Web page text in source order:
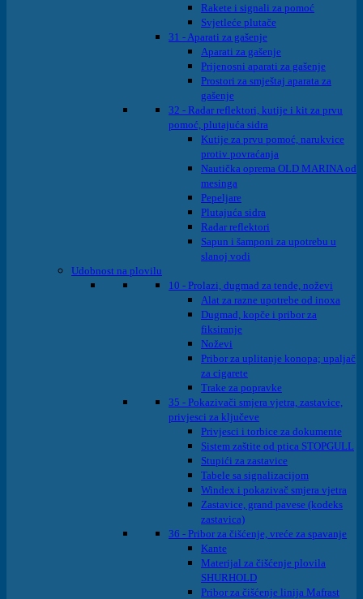
Rakete i signali za pomoć
Svjetleće plutače
31 - Aparati za gašenje
Aparati za gašenje
Prijenosni aparati za gašenje
Prostori za smještaj aparata za
gašenje
32 - Radar reflektori, kutije i kit za prvu
pomoć, plutajuća sidra
Kutije za prvu pomoć, narukvice
protiv povraćanja
Nautička oprema OLD MARINA od
mesinga
Pepeljare
Plutajuća sidra
Radar reflektori
Sapun i šamponi za upotrebu u
slanoj vodi
Udobnost na plovilu
10 - Prolazi, dugmad za tende, noževi
Alat za razne upotrebe od inoxa
Dugmad, kopče i pribor za
fiksiranje
Noževi
Pribor za uplitanje konopa; upaljač
za cigarete
Trake za popravke
35 - Pokazivači smjera vjetra, zastavice,
privjesci za ključeve
Privjesci i torbice za dokumente
Sistem zaštite od ptica STOPGULL
Stupići za zastavice
Tabele sa signalizacijom
Windex i pokazivač smjera vjetra
Zastavice, grand pavese (kodeks
zastavica)
36 - Pribor za čišćenje, vreće za spavanje
Kante
Materijal za čišćenje plovila
SHURHOLD
Pribor za čišćenje linija Mafrast